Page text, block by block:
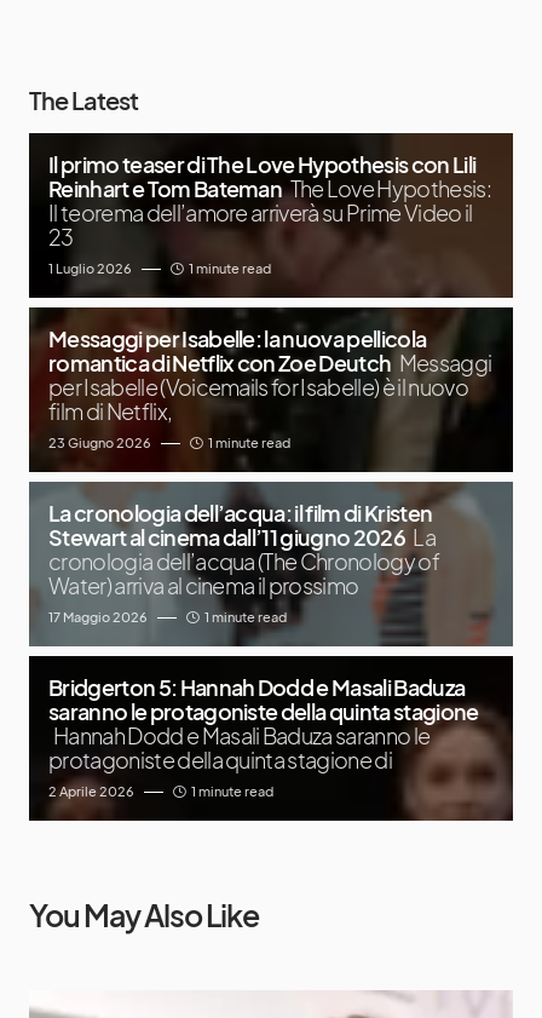
The Latest
Il primo teaser di The Love Hypothesis con Lili
Reinhart e Tom Bateman The Love Hypothesis:
Il teorema dell’amore arriverà su Prime Video il
23
1 Luglio 2026 1 minute read
Messaggi per Isabelle: la nuova pellicola
romantica di Netflix con Zoe Deutch Messaggi
per Isabelle (Voicemails for Isabelle) è il nuovo
film di Netflix,
23 Giugno 2026 1 minute read
La cronologia dell’acqua: il film di Kristen
Stewart al cinema dall’11 giugno 2026 La
cronologia dell’acqua (The Chronology of
Water) arriva al cinema il prossimo
17 Maggio 2026 1 minute read
Bridgerton 5: Hannah Dodd e Masali Baduza
saranno le protagoniste della quinta stagione
Hannah Dodd e Masali Baduza saranno le
protagoniste della quinta stagione di
2 Aprile 2026 1 minute read
You May Also Like